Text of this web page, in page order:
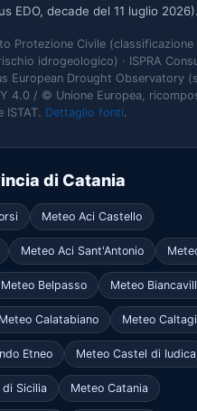
EDO, decade del 11 luglio 2026).
Protezione Civile (classificazione
idrogeologico) · ISPRA
European Drought Observatory
4.0 / © Unione Europea,
ISTAT. Dettaglio fonti.
di Catania
Meteo Aci Castello
Meteo Aci Sant'Antonio
Meteo Belpasso Meteo
Meteo Calatabiano Meteo
Etneo Meteo Castel di Iudica
Sicilia Meteo Catania